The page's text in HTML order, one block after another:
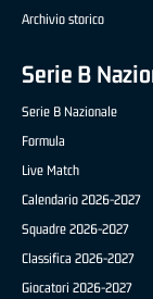
Archivio storico
Serie B
Serie B Nazionale
Formula
Live Match
Calendario 2026-2027
Squadre 2026-2027
Classifica 2026-2027
Giocatori 2026-2027